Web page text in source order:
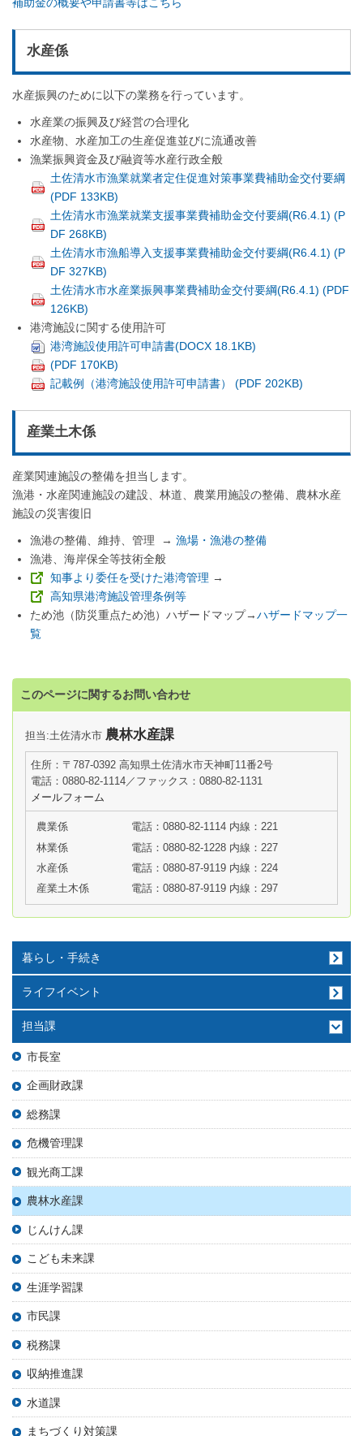
水産係
水産振興のために以下の業務を行っています。
水産業の振興及び経営の合理化
水産物、水産加工の生産促進並びに流通改善
漁業振興資金及び融資等水産行政全般
土佐清水市漁業就業者定住促進対策事業費補助金交付要綱
(PDF 133KB)
土佐清水市漁業就業支援事業費補助金交付要綱(R6.4.1) (P
DF 268KB)
土佐清水市漁船導入支援事業費補助金交付要綱(R6.4.1) (P
DF 327KB)
土佐清水市水産業振興事業費補助金交付要綱(R6.4.1) (PDF
126KB)
港湾施設に関する使用許可
港湾施設使用許可申請書(DOCX 18.1KB)
(PDF 170KB)
記載例（港湾施設使用許可申請書） (PDF 202KB)
産業土木係
産業関連施設の整備を担当します。
漁港・水産関連施設の建設、林道、農業用施設の整備、農林水産
施設の災害復旧
漁港の整備、維持、管理 → 漁場・漁港の整備
漁港、海岸保全等技術全般
知事より委任を受けた港湾管理 →
高知県港湾施設管理条例等
ため池（防災重点ため池）ハザードマップ→ハザードマップ一
覧
このページに関するお問い合わせ
担当:土佐清水市 農林水産課
住所：〒787-0392 高知県土佐清水市天神町11番2号
電話：0880-82-1114／ファックス：0880-82-1131
メールフォーム
農業係
電話：0880-82-1114 内線：221
林業係
電話：0880-82-1228 内線：227
水産係
電話：0880-87-9119 内線：224
産業土木係
電話：0880-87-9119 内線：297
暮らし・手続き
ライフイベント
担当課
市長室
企画財政課
総務課
危機管理課
観光商工課
農林水産課
じんけん課
こども未来課
生涯学習課
市民課
税務課
収納推進課
水道課
まちづくり対策課